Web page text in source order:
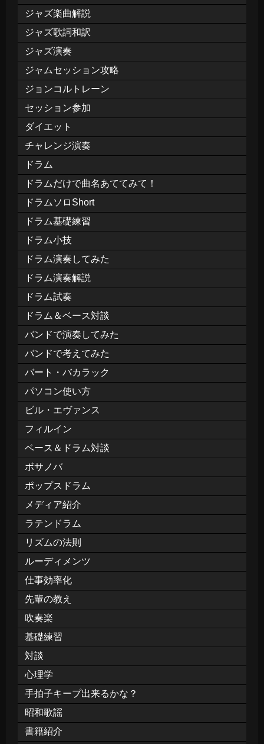
ジャズ楽曲解説
ジャズ歌詞和訳
ジャズ演奏
ジャムセッション攻略
ジョンコルトレーン
セッション参加
ダイエット
チャレンジ演奏
ドラム
ドラムだけで曲名あててみて！
ドラムソロShort
ドラム基礎練習
ドラム小技
ドラム演奏してみた
ドラム演奏解説
ドラム試奏
ドラム＆ベース対談
バンドで演奏してみた
バンドで考えてみた
バート・バカラック
パソコン使い方
ビル・エヴァンス
フィルイン
ベース＆ドラム対談
ボサノバ
ポップスドラム
メディア紹介
ラテンドラム
リズムの法則
ルーディメンツ
仕事効率化
先輩の教え
吹奏楽
基礎練習
対談
心理学
手拍子キープ出来るかな？
昭和歌謡
書籍紹介